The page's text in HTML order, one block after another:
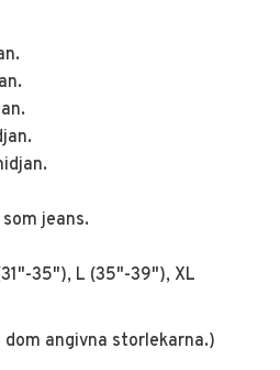
jeans.
35"), L (35"-39"), XL
angivna storlekarna.)